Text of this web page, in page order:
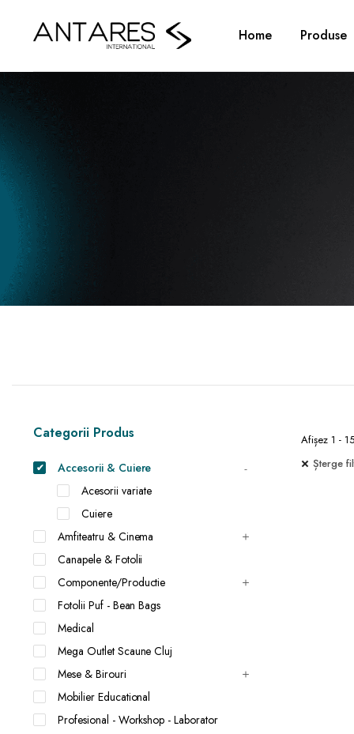
Home Produse
Afișez 1 -
Șterge
Categorii Produs
Accesorii & Cuiere
Acesorii variate
Cuiere
Amfiteatru & Cinema
Canapele & Fotolii
Componente/Productie
Fotolii Puf - Bean Bags
Medical
Mega Outlet Scaune Cluj
Mese & Birouri
Mobilier Educational
Profesional - Workshop - Laborator